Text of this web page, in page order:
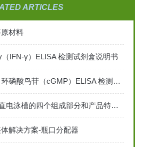
ARTICLES
材料
IFN-γ）ELISA 检测试剂盒说明书
大鼠 （Rat） 环磷酸鸟苷（cGMP）ELISA 检测试剂盒说明书
biorad小型垂直电泳槽的四个组成部分和产品特点说明
解决方案-瓶口分配器